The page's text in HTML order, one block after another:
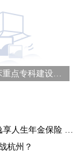
近十年国家临床重点专科建设项目达到2200多个
金保险 有保障吗
杭州？